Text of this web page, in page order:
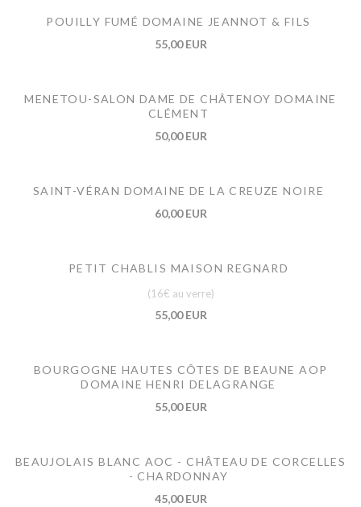
POUILLY FUMÉ DOMAINE JEANNOT & FILS
55,00 EUR
MENETOU-SALON DAME DE CHÂTENOY DOMAINE
CLÉMENT
50,00 EUR
SAINT-VÉRAN DOMAINE DE LA CREUZE NOIRE
60,00 EUR
PETIT CHABLIS MAISON REGNARD
(16€ au verre)
55,00 EUR
BOURGOGNE HAUTES CÔTES DE BEAUNE AOP
DOMAINE HENRI DELAGRANGE
55,00 EUR
BEAUJOLAIS BLANC AOC - CHÂTEAU DE CORCELLES
- CHARDONNAY
45,00 EUR